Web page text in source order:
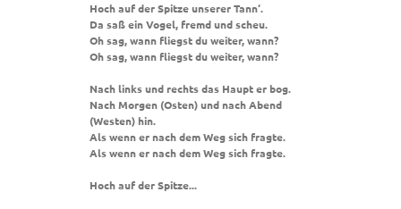
Hoch auf der Spitze unserer Tann‘.
Da saß ein Vogel, fremd und scheu.
Oh sag, wann fliegst du weiter, wann?
Oh sag, wann fliegst du weiter, wann?
Nach links und rechts das Haupt er bog.
Nach Morgen (Osten) und nach Abend
(Westen) hin.
Als wenn er nach dem Weg sich fragte.
Als wenn er nach dem Weg sich fragte.
Hoch auf der Spitze...